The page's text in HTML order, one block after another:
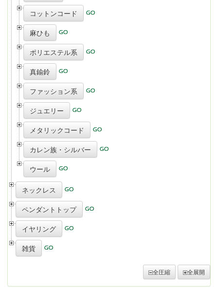
コットンコード
麻ひも
ポリエステル系
真鍮鈴
ファッション系
ジュエリー
メタリックコード
カレン族・シルバー
ウール
ネックレス
ペンダントトップ
イヤリング
雑貨
全圧縮 全展開